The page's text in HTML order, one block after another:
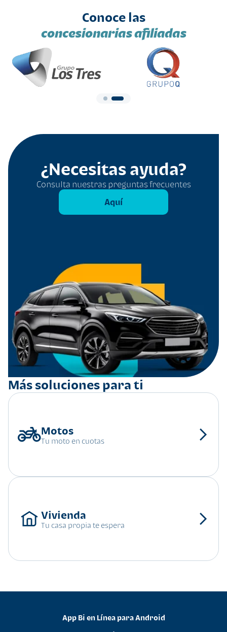
Conoce las
concesionarias afiliadas
¿Necesitas ayuda?
Consulta nuestras preguntas frecuentes
Aquí
Más soluciones para ti
Tu moto en cuotas
Tu casa propia te espera
App Bi en Línea para Android